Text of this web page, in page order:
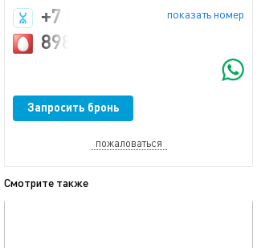
показать номер
+7 (987) 231-22-00
89872900508
Запросить бронь
пожаловаться
Смотрите также